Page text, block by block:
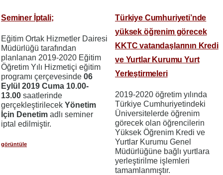
Seminer İptali;
Eğitim Ortak Hizmetler Dairesi
Müdürlüğü tarafından
planlanan 2019-2020 Eğitim
Öğretim Yılı Hizmetiçi eğitim
programı çerçevesinde 06
Eylül 2019 Cuma 10.00-
13.00 saatlerinde
gerçekleştirilecek Yönetim
İçin Denetim adlı seminer
iptal edilmiştir.
görüntüle
Türkiye Cumhuriyeti’nde
yüksek öğrenim görecek
KKTC vatandaşlarının Kredi
ve Yurtlar Kurumu Yurt
Yerleştirmeleri
2019-2020 öğretim yılında
Türkiye Cumhuriyetindeki
Üniversitelerde öğrenim
görecek olan öğrencilerin
Yüksek Öğrenim Kredi ve
Yurtlar Kurumu Genel
Müdürlüğüne bağlı yurtlara
yerleştirilme işlemleri
tamamlanmıştır.